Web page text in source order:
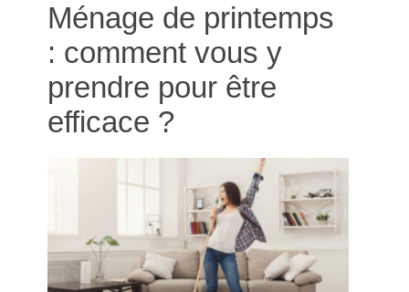
Ménage de printemps
: comment vous y
prendre pour être
efficace ?